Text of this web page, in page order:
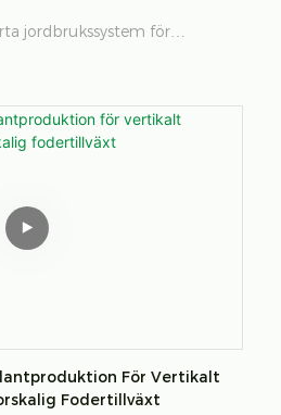
jordbrukssystem för
och kontroll av den
vattenanvändning och
en året runt utbud av
För Vertikalt
Fodertillväxt